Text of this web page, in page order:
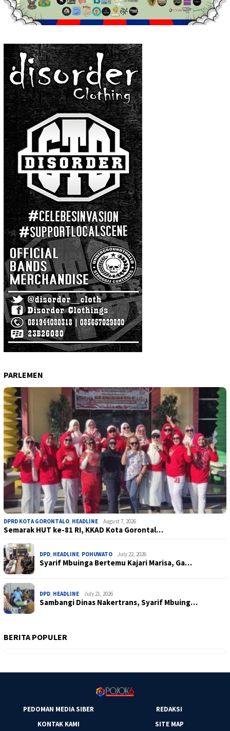
PARLEMEN
DPRD KOTA GORONTALO HEADLINE August 7, 2026
Semarak HUT ke-81 RI, KKAD Kota Gorontal…
DPD HEADLINE POHUWATO July 22, 2026
Syarif Mbuinga Bertemu Kajari Marisa, Ga…
DPD HEADLINE July 21, 2026
Sambangi Dinas Nakertrans, Syarif Mbuing…
BERITA POPULER
PEDOMAN MEDIA SIBER
REDAKSI
KONTAK KAMI
SITE MAP